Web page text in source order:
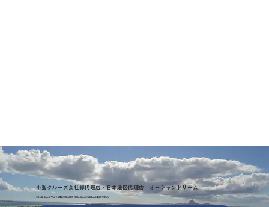
小型クルーズ会社総代理店・日本地区代理店 オーシャンドリーム
気になることやご不明な点がございましたらお気軽にご連絡下さい。